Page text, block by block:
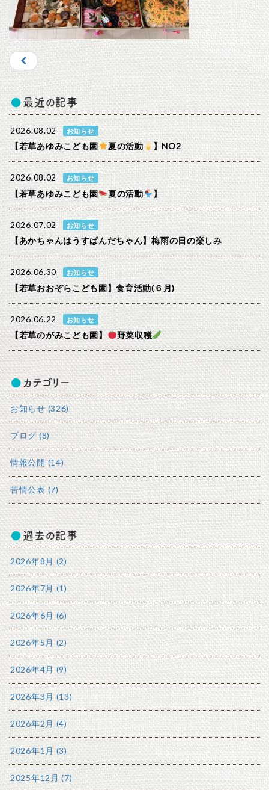
最近の記事
2026.08.02 お知らせ
【若草あゆみこども園 夏の活動 】NO2
2026.08.02 お知らせ
【若草あゆみこども園 夏の活動 】
2026.07.02 お知らせ
【あかちゃんはうすぱんだちゃん】梅雨の日の楽しみ
2026.06.30 お知らせ
【若草おおぞらこども園】食育活動(６月)
2026.06.22 お知らせ
【若草のがみこども園】 野菜収穫
カテゴリー
お知らせ (326)
ブログ (8)
情報公開 (14)
苦情公表 (7)
過去の記事
2026年8月 (2)
2026年7月 (1)
2026年6月 (6)
2026年5月 (2)
2026年4月 (9)
2026年3月 (13)
2026年2月 (4)
2026年1月 (3)
2025年12月 (7)